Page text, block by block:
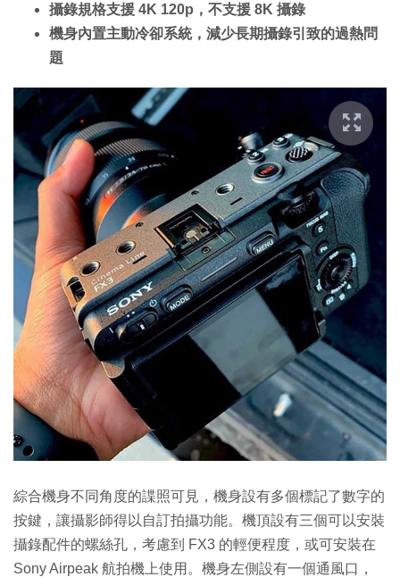
攝錄規格支援 4K 120p，不支援 8K 攝錄
機身內置主動冷卻系統，減少長期攝錄引致的過熱問
題
綜合機身不同角度的諜照可見，機身設有多個標記了數字的
按鍵，讓攝影師得以自訂拍攝功能。機頂設有三個可以安裝
攝錄配件的螺絲孔，考慮到 FX3 的輕便程度，或可安裝在
Sony Airpeak 航拍機上使用。機身左側設有一個通風口，